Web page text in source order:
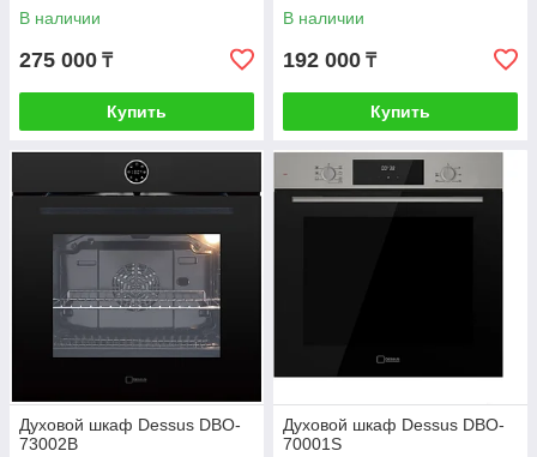
В наличии
275 000 ₸
Купить
В наличии
192 000 ₸
Купить
Духовой шкаф Dessus DBO-
73002B
Духовой шкаф Dessus DBO-
70001S